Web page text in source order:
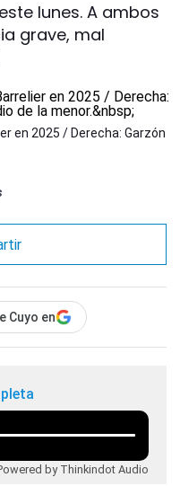
lunes. A ambos
grave, mal
en 2025 / Derecha: Garzón
Cuyo en
by Thinkindot Audio